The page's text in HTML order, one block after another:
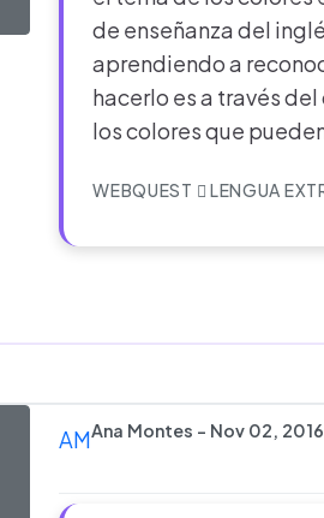
de enseñanza del
aprendiendo a
hacerlo es a través
los colores que
WEBQUEST LENGUA
AMAna Montes - Nov 02, 2016